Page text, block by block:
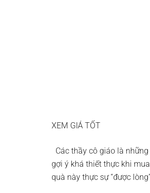
XEM GIÁ TỐT
Các thầy cô giáo là
gợi ý khá thiết thực khi
quà này thực sự “được